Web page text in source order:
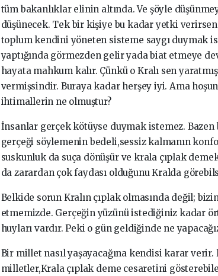
tüm bakanlıklar elinin altında. Ve şöyle
düşünecek. Tek bir kişiye bu kadar yetki verirsen
toplum kendini yöneten sisteme saygı duymak
yaptığında görmezden gelir yada biat etmeye
hayata mahkum kalır. Çünkü o Kralı sen
vermişsindir. Buraya kadar herşey iyi. Ama
ihtimallerin ne olmuştur?
İnsanlar gerçek kötüyse duymak istemez.
gerçeği söylemenin bedeli,sessiz kalmanın
suskunluk da suça dönüşür ve krala çıplak
da zarardan çok faydası olduğunu Kralda
Belkide sorun Kralın çıplak olmasında değil;
etmemizde. Gerçeğin yüzünü istediğiniz kadar
huyları vardır. Peki o gün geldiğinde ne
Bir millet nasıl yaşayacağına kendisi karar
milletler,Krala çıplak deme cesaretini